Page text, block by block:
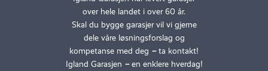
over hele landet i over 60 år.
Skal du bygge garasjer vil vi gjerne
dele våre løsningsforslag og
kompetanse med deg –ta kontakt!
Igland Garasjen –en enklere hverdag!